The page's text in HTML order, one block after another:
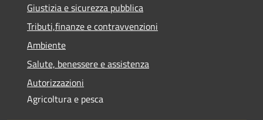
Giustizia e sicurezza pubblica
Tributi,finanze e contravvenzioni
Ambiente
Salute, benessere e assistenza
Autorizzazioni
Agricoltura e pesca